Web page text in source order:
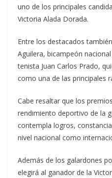
uno de los principales
Victoria Alada Dorada.
Entre los destacados
Aguilera, bicampeón
tenista Juan Carlos Prado,
como una de las principales
Cabe resaltar que los
rendimiento deportivo de la
contempla logros,
nivel nacional como
Además de los galardones
elegirá al ganador de la